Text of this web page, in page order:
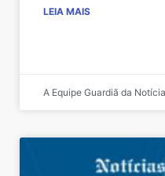
LEIA MAIS
A Equipe Guardiã da Notícia